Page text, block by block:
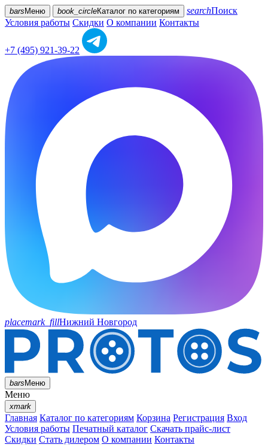
bars Меню book_circleКаталог по категориям searchПоиск
Условия работы Скидки О компании Контакты
+7 (495) 921-39-22
placemark_fillНижний Новгород
barsМеню
Меню
xmark
Главная Каталог по категориям Корзина Регистрация Вход
Условия работы Печатный каталог Скачать прайс-лист
Скидки Стать дилером О компании Контакты